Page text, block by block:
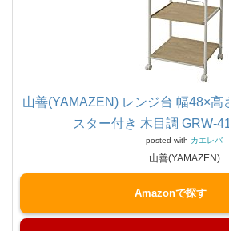
山善(YAMAZEN) レンジ台 幅48×高
スター付き 木目調 GRW-
posted with カエレバ
山善(YAMAZEN)
Amazon